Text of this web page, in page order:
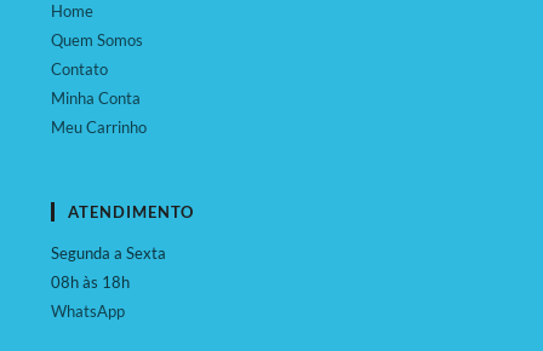
Home
Quem Somos
Contato
Minha Conta
Meu Carrinho
ATENDIMENTO
Segunda a Sexta
08h às 18h
WhatsApp